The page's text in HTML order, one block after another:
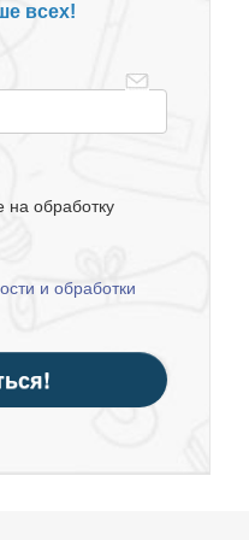
всех!
обработку
и обработки